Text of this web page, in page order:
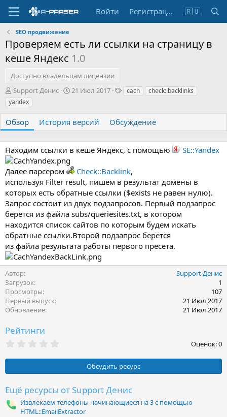
Войти Регистрация 🇷🇺
SEO продвижение
Проверяем есть ли ссылки на страницу в
кеше Яндекс 1.0
Доступно владельцам лицензии
А
в
т
о
р
Support Денис
Д
с
д
н
и
я
21 Июл 2017
Т cach
check::backlinks
yandex
Обзор История версий Обсуждение
Находим ссылки в кеше Яндекс, с помощью SE::Yandex
Далее парсером Check::Backlink,
используя Filter result, пишем в результат домены в
которых есть обратные ссылки ($exists не равен нулю).
Запрос состоит из двух подзапросов. Первый подзапрос
берется из файла subs/queriesites.txt, в котором
находится список сайтов по которым будем искать
обратные ссылки.Второй подзапрос берётся
из файла результата работы первого пресета.
Автор
Support Денис
Загрузок
1
Просмотры
107
Первый выпуск
21 Июл 2017
Обновление
21 Июл 2017
Рейтинги
0
з
ё
з
д
Оценок: 0
Обсудить ресурс
Ещё ресурсы от Support Денис
Извлекаем телефоны начинающиеся на 3 с помощью
HTML::EmailExtractor